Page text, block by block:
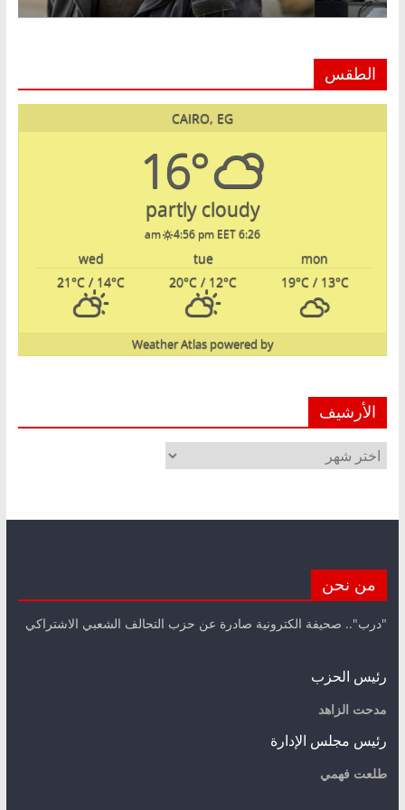
الطقس
CAIRO, EG
16°
partly cloudy
6:26 am
4:56 pm EET
mon
tue
wed
19°C/ 13°C
20°C / 12°C
21°C / 14°C
powered by
Weather Atlas
الأرشيف
الأرشيف
من نحن
"درب".. صحيفة الكترونية صادرة عن حزب التحالف الشعبي الاشتراكي
رئيس الحزب
مدحت الزاهد
رئيس مجلس الإدارة
طلعت فهمي